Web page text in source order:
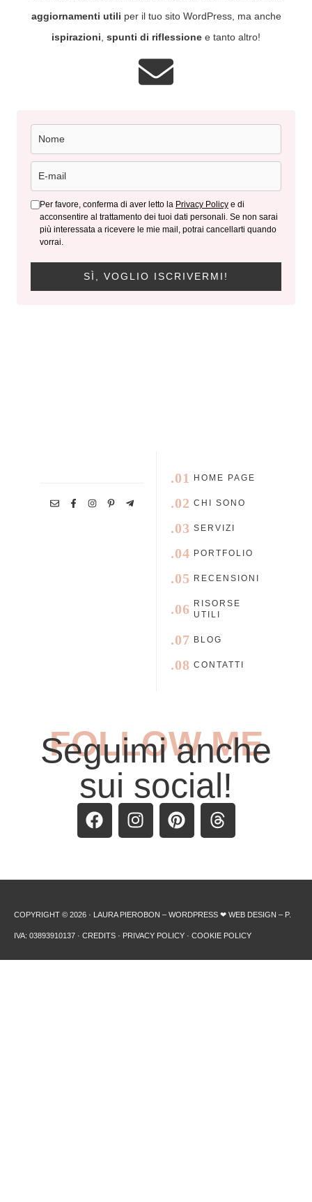
aggiornamenti utili per il tuo sito WordPress, ma anche
ispirazioni spunti di riflessione e tanto altro!
Per favore, conferma di aver letto la Privacy Policy e di
acconsentire al trattamento dei tuoi dati personali. Se non sarai
più interessata a ricevere le mie mail, potrai cancellarti quando
vorrai.
SÌ, VOGLIO ISCRIVERMI!
.01 HOME PAGE
.02 CHI SONO
.03 SERVIZI
.04 PORTFOLIO
.05 RECENSIONI
.06 RISORSE
UTILI
.07 BLOG
.08 CONTATTI
FOLLOW ME
Seguimi anche
sui social!
COPYRIGHT © 2026 · LAURA PIEROBON – WORDPRESS ❤︎ WEB DESIGN – P.
IVA: 03893910137 · CREDITS · PRIVACY POLICY · COOKIE POLICY